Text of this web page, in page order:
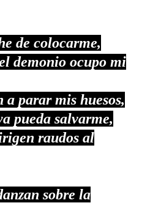
de colocarme,
demonio ocupo mi
a parar mis huesos,
pueda salvarme,
raudos al
sobre la